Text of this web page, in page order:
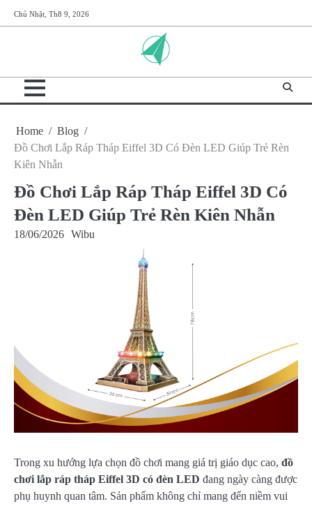
to
Chủ Nhật, Th8 9, 2026
Home
Blog
Đồ Chơi Lắp Ráp Tháp Eiffel 3D Có Đèn LED Giúp Trẻ Rèn
Kiên Nhẫn
Đồ Chơi Lắp Ráp Tháp Eiffel 3D Có
Đèn LED Giúp Trẻ Rèn Kiên Nhẫn
18/06/2026 Wibu
Trong xu hướng lựa chọn đồ chơi mang giá trị giáo dục cao, đồ
chơi lắp ráp tháp Eiffel 3D có đèn LED đang ngày càng được
phụ huynh quan tâm. Sản phẩm không chỉ mang đến niềm vui